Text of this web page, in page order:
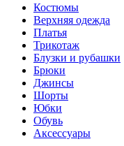
Костюмы
Верхняя одежда
Платья
Трикотаж
Блузки и рубашки
Брюки
Джинсы
Шорты
Юбки
Обувь
Аксессуары